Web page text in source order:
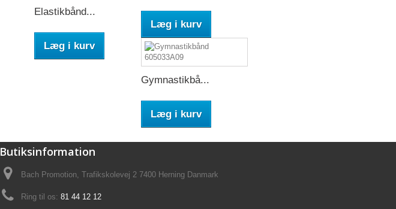
Elastikbånd...
Læg i kurv
Læg i kurv
Gymnastikbå...
Læg i kurv
Butiksinformation
Bach Promotion, Trafikskolevej 2 7400 Herning Danmark
Ring til os: 81 44 12 12